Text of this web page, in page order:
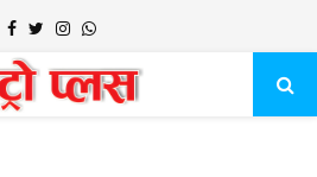
Facebook
TwitterInstagram
Whatsapp